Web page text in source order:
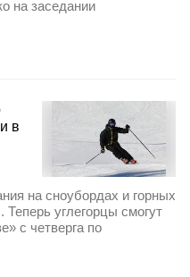
на заседании
в
на сноубордах и горных
углегорцы смогут
с четверга по